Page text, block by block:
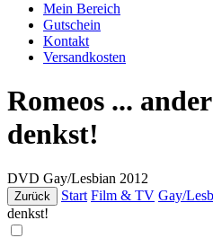
Mein Bereich
Gutschein
Kontakt
Versandkosten
Romeos ...
denkst!
DVD Gay/Lesbian 2012
Zurück Start Film & TV Gay/
denkst!